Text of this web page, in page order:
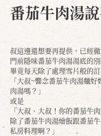
番茄牛肉湯
叔這邊還想要再提供，已經
門前隱味番茄牛肉湯湯底的別
畢竟每天除了處理雪片般的
「大叔~響念番茄牛肉湯麵
肉湯嗎？」
或是
「大叔、大叔！你的番茄牛
除了番茄牛肉湯燴飯跟番茄
私房料理啊？」